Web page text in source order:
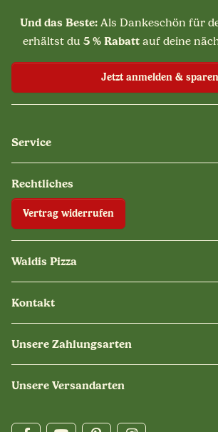
Und das Beste: Als Dankeschön für
erhältst du 5 % Rabattauf deine
Jetzt anmelden & sparen
Service
Rechtliches
Vertrag widerrufen
Waldis Pizza
Kontakt
Unsere Zahlungsarten
Unsere Versandarten